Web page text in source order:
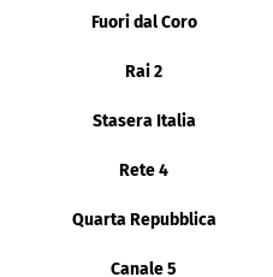
Fuori dal Coro
Rai 2
Stasera Italia
Rete 4
Quarta Repubblica
Canale 5